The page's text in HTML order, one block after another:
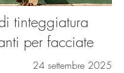
tinteggiatura
per facciate
24 settembre 2025